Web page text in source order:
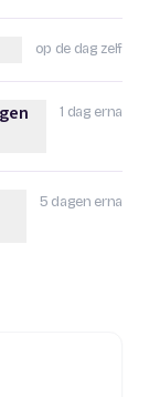
op de dag zelf
1 dag erna
5 dagen erna
afvinken